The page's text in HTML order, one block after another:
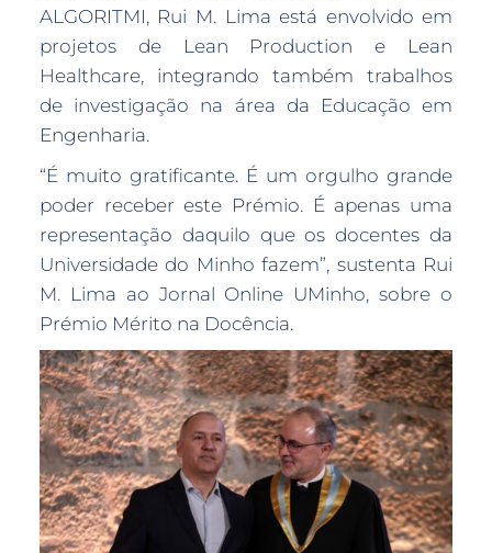
ALGORITMI, Rui M. Lima está envolvido em
projetos de Lean Production e Lean
Healthcare, integrando também trabalhos
de investigação na área da Educação em
Engenharia.
“É muito gratificante. É um orgulho grande
poder receber este Prémio. É apenas uma
representação daquilo que os docentes da
Universidade do Minho fazem”, sustenta Rui
M. Lima ao Jornal Online UMinho, sobre o
Prémio Mérito na Docência.